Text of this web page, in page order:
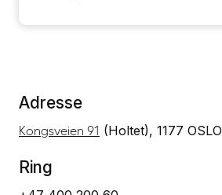
Adresse
Kongsveien 91 (Holtet), 1177 OSLO
Ring